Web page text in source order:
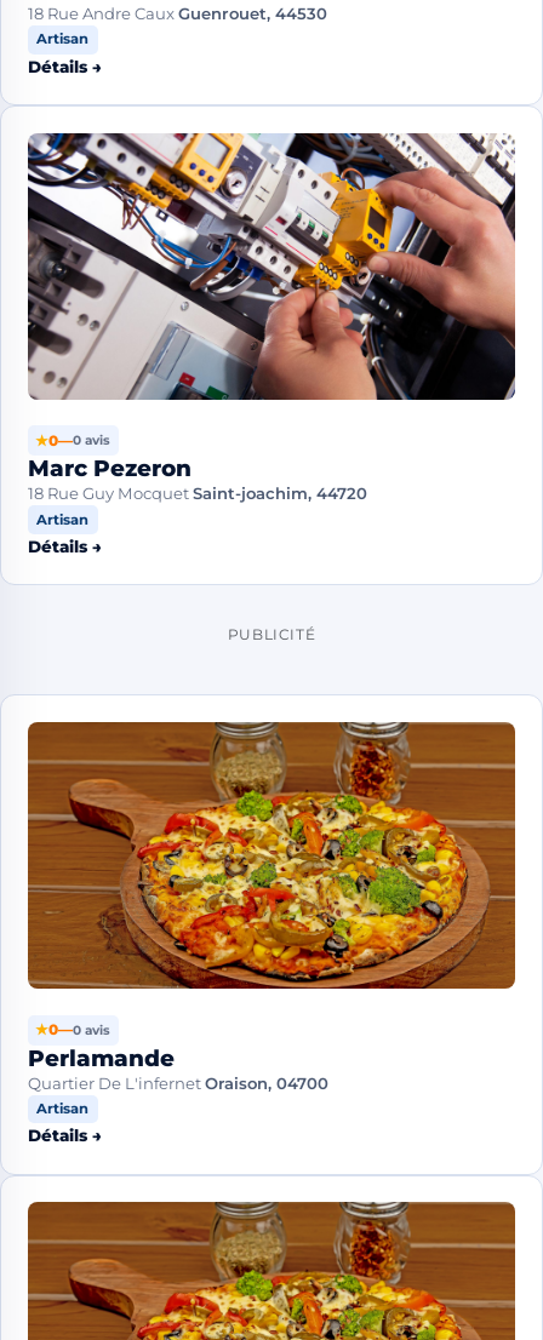
18 Rue Andre Caux Guenrouet, 44530
Artisan
Détails →
★0—0 avis
Marc Pezeron
18 Rue Guy Mocquet Saint-joachim, 44720
Artisan
Détails →
PUBLICITÉ
★0—0 avis
Perlamande
Quartier De L'infernet Oraison, 04700
Artisan
Détails →